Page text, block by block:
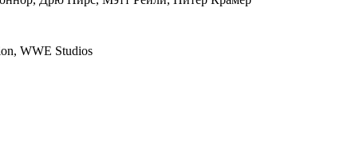
WWE Studios